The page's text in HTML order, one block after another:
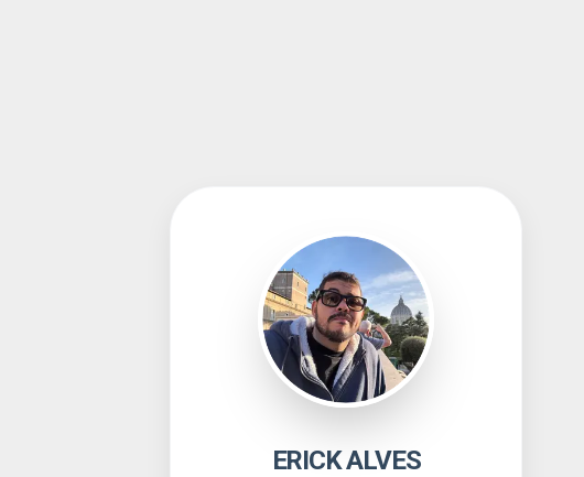
ERICK ALVES